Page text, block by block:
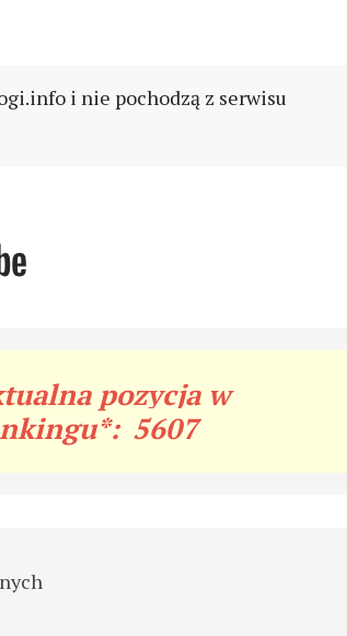
i nie pochodzą z serwisu
pozycja w
5607